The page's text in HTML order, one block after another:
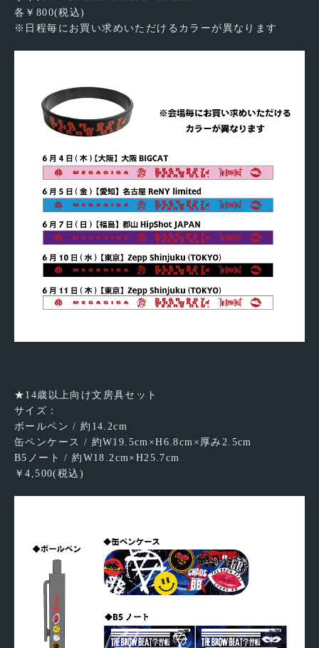
各￥800(税込)
※日程毎にお買い求めいただけるカラーが異なります
★14歳以上向け文房具セット
サイズ：
ボールペン / 約14.2cm
缶ペンケース / 約W19.5cm×H6.8cm×厚み2.5cm
B5ノート / 約W18.2cm×H25.7cm
￥4,500(税込)